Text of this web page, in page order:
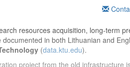
resources acquisition, long-term
in both Lithuanian and
(data.ktu.edu).
project from the old infrastructure